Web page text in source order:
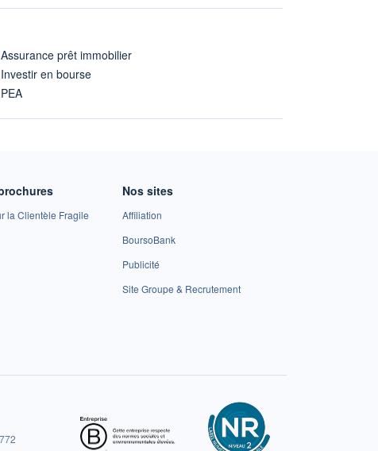
Assurance prêt immobilier
Investir en bourse
PEA
la Clientèle Fragile
Nos sites
Affiliation
BoursoBank
Publicité
Site Groupe & Recrutement